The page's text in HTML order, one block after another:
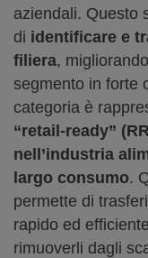
aziendali. Questo
di identificare e
filiera,
segmento in forte
categoria è
“retail-ready”
nell’industria
largo consumo.
permette di
rapido ed
rimuoverli dagli